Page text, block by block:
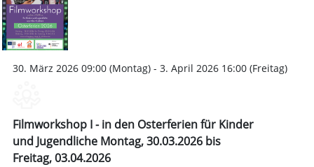
30. März 2026 09:00 (Montag) - 3. April 2026 16:00 (Freitag)
Filmworkshop I - in den Osterferien für Kinder
und Jugendliche Montag, 30.03.2026 bis
Freitag, 03.04.2026